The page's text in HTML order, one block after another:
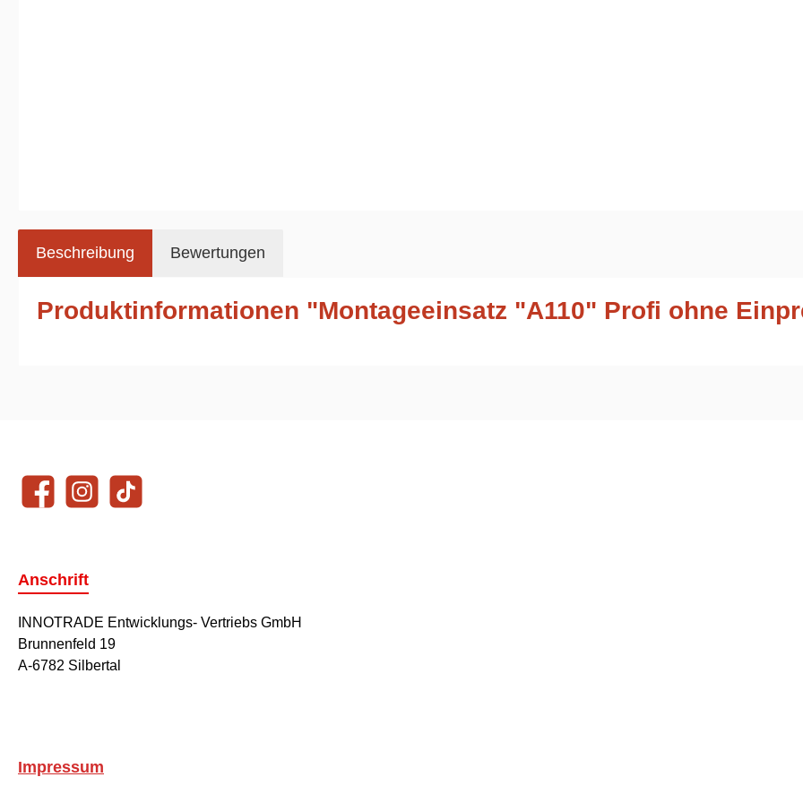
Beschreibung Bewertungen
Produktinformationen "Montageeinsatz "A110" Profi ohne
FacebookInstagramTikTok
Anschrift
INNOTRADE Entwicklungs- Vertriebs GmbH
Brunnenfeld 19
A-6782 Silbertal
Impressum